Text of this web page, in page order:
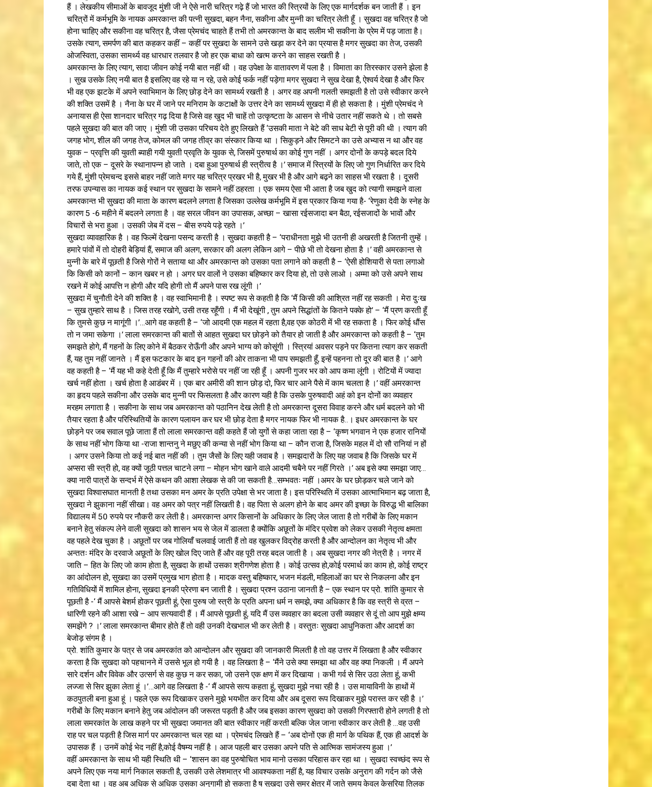
हैं । लेखकीय सीमाओं के बावजूद मुंशी जी ने ऐसे नारी चरित्र गढ़े हैं जो भारत की स्त्रियों के लिए एक मार्गदर्शक बन जाती हैं । इन
चरित्रों में कर्मभूमि के नायक अमरकान्त की पत्नी सुखदा, बहन नैना, सकीना और मुन्नी का चरित्र लेती हूँ । सुखदा वह चरित्र है जो
होना चाहिए और सकीना वह चरित्र है, जैसा प्रेमचंद चाहते हैं तभी तो अमरकान्त के बाद सलीम भी सकीना के प्रेम में पड़ जाता है।
उसके त्याग, समर्पण की बात कहकर कहीं – कहीं पर सुखदा के सामने उसे खड़ा कर देने का प्रयास है मगर सुखदा का तेज, उसकी
ओजस्विता, उसका सामर्थ्य वह धारधार तलवार है जो हर एक बाधा को खत्म करने का साहस रखती है ।
अमरकान्त के लिए त्याग, सादा जीवन कोई नयी बात नहीं थी । वह उपेक्षा के वातावरण में पला है । विमाता का तिरस्कार उसने झेला है
। सुख उसके लिए नयी बात है इसलिए वह रहे या न रहे, उसे कोई फर्क नहीं पड़ेगा मगर सुखदा ने सुख देखा है, ऐश्वर्य देखा है और फिर
भी वह एक झटके में अपने स्वाभिमान के लिए छोड़ देने का सामर्थ्य रखती है । अगर वह अपनी गलती समझती है तो उसे स्वीकार करने
की शक्ति उसमें है । नैना के घर में जाने पर मनिराम के कटाक्षों के उत्तर देने का सामर्थ्य सुखदा में ही हो सकता है । मुंशी प्रेमचंद ने
अनायास ही ऐसा शानदार चरित्र गढ़ दिया है जिसे वह खुद भी चाहें तो उत्कृष्टता के आसन से नीचे उतार नहीं सकते थे । तो सबसे
पहले सुखदा की बात की जाए । मुंशी जी उसका परिचय देते हुए लिखते हैं ‘उसकी माता ने बेटे की साध बेटी से पूरी की थी । त्याग की
जगह भोग, शील की जगह तेज, कोमल की जगह तीव्र का संस्कार किया था । सिकुड़ने और सिमटने का उसे अभ्यास न था और वह
युवक – प्रवृत्ति की युवती ब्याही गयी युवती प्रवृति के युवक से, जिसमें पुरुषार्थ का कोई गुण नहीं । अगर दोनों के कपड़े बदल दिये
जाते, तो एक – दूसरे के स्थानापन्न हो जाते । दबा हुआ पुरुषार्थ ही स्त्रीत्व है ।’ समाज में स्त्रियों के लिए जो गुण निर्धारित कर दिये
गये हैं, मुंशी प्रेमचन्द इससे बाहर नहीं जाते मगर यह चरित्र प्रखर भी है, मुखर भी है और आगे बढ़ने का साहस भी रखता है । दूसरी
तरफ उपन्यास का नायक कई स्थान पर सुखदा के सामने नहीं ठहरता । एक समय ऐसा भी आता है जब खुद को त्यागी समझने वाला
अमरकान्त भी सुखदा की माता के कारण बदलने लगता है जिसका उल्लेख कर्मभूमि में इस प्रकार किया गया है- ‘रेणुका देवी के स्नेह के
कारण 5 -6 महीने में बदलने लगता है । वह सरल जीवन का उपासक, अच्छा – खासा रईसजादा बन बैठा, रईसजादों के भावों और
विचारों से भरा हुआ । उसकी जेब में दस – बीस रुपये पड़े रहते ।’
सुखदा व्यावहारिक है । वह फिल्में देखना पसन्द करती है । सुखदा कहती है – ‘पराधीनता मुझे भी उतनी ही अखरती है जितनी तुम्हें ।
हमारे पांवों में तो दोहरी बेड़ियां हैं, समाज की अलग, सरकार की अलग लेकिन आगे – पीछे भी तो देखना होता है ।’ वही अमरकान्त से
मुन्नी के बारे में पूछती है जिसे गोरों ने सताया था और अमरकान्त को उसका पता लगाने को कहती है – ‘ऐसी होशियारी से पता लगाओ
कि किसी को कानों – कान खबर न हो । अगर घर वालों ने उसका बहिष्कार कर दिया हो, तो उसे लाओ । अम्मा को उसे अपने साथ
रखने में कोई आपत्ति न होगी और यदि होगी तो मैं अपने पास रख लूंगी ।’
सुखदा में चुनौती देने की शक्ति है । वह स्वाभिमानी है । स्पष्ट रूप से कहती है कि ‘मैं किसी की आश्रित नहीं रह सकती । मेरा दुःख
– सुख तुम्हारे साथ है । जिस तरह रखोगे, उसी तरह रहूँगी । मैं भी देखूंगी , तुम अपने सिद्धांतों के कितने पक्के हो’ – ‘मैं प्रण करती हूँ
कि तुमसे कुछ न मागूंगी ।’…आगे वह कहती है – ‘जो आदमी एक महल में रहता है,वह एक कोठरी में भी रह सकता है । फिर कोई धौंस
तो न जमा सकेगा ।’ लाला समरकान्त की बातों से आहत सुखदा घर छोड़ने को तैयार हो जाती है और अमरकान्त को कहती है – ‘तुम
समझते होगे, मैं गहनों के लिए कोने में बैठकर रोऊँगी और अपने भाग्य को कोसूंगी । स्त्रियां अवसर पड़ने पर कितना त्याग कर सकती
हैं, यह तुम नहीं जानते । मैं इस फटकार के बाद इन गहनों की ओर ताकना भी पाप समझती हूँ, इन्हें पहनना तो दूर की बात है ।’ आगे
वह कहती है – ‘मैं यह भी कहे देती हूँ कि मैं तुम्हारे भरोसे पर नहीं जा रही हूँ । अपनी गुजर भर को आप कमा लूंगी । रोटियों में ज्यादा
खर्च नहीं होता । खर्च होता है आडंबर में । एक बार अमीरी की शान छोड़ दो, फिर चार आने पैसे में काम चलता है ।’ वहीं अमरकान्त
का हृदय पहले सकीना और उसके बाद मुन्नी पर फिसलता है और कारण यही है कि उसके पुरुषवादी अहं को इन दोनों का व्यवहार
मरहम लगाता है । सकीना के साथ जब अमरकान्त को पठानिन देख लेती है तो अमरकान्त दूसरा विवाह करने और धर्म बदलने को भी
तैयार रहता है और परिस्थितियों के कारण पलायन कर घर भी छोड़ देता है मगर नायक फिर भी नायक है..। इधर अमरकान्त के घर
छोड़ने पर जब सवाल पूछे जाता हैं तो लाला समरकान्त वही कहते हैं जो युगों से कहा जाता रहा है – ‘कृष्ण भगवान ने एक हजार रानियों
के साथ नहीं भोग किया था -राजा शान्तनु ने मछुए की कन्या से नहीं भोग किया था – कौन राजा है, जिसके महल में दो सौ रानियां न हों
। अगर उसने किया तो कई नई बात नहीं की । तुम जैसों के लिए यही जवाब है । समझदारों के लिए यह जवाब है कि जिसके घर में
अप्सरा सी स्त्री हो, वह क्यों जूठी पत्तल चाटने लगा – मोहन भोग खाने वाले आदमी चबैने पर नहीं गिरते ।’ अब इसे क्या समझा जाए…
क्या नारी पात्रों के सन्दर्भ में ऐसे कथन की आशा लेखक से की जा सकती है…सम्भवतः नहीं ।अमर के घर छोड़कर चले जाने को
सुखदा विश्वासघात मानती है तथा उसका मन अमर के प्रति उपेक्षा से भर जाता है। इस परिस्थिति में उसका आत्माभिमान बढ़ जाता है,
सुखदा ने झुकाना नहीं सीखा। वह अमर को पत्र नहीं लिखती है। वह पिता से अलग होने के बाद अमर की इच्छा के विरुद्ध भी बालिका
विद्यालय में 50 रुपये पर नौकरी कर लेती है। अमरकान्त अगर किसानों के अधिकार के लिए जेल जाता है तो गरीबों के लिए मकान
बनाने हेतु संकल्प लेने वाली सुखदा को शासन भय से जेल में डालता है क्योंकि अछूतों के मंदिर प्रवेश को लेकर उसकी नेतृत्व क्षमता
वह पहले देख चुका है । अछूतों पर जब गोलियाँ चलवाई जाती हैं तो वह खुलकर विद्रोह करती है और आन्दोलन का नेतृत्व भी और
अन्ततः मंदिर के दरवाजे अछूतों के लिए खोल दिए जाते हैं और वह पूरी तरह बदल जाती है । अब सुखदा नगर की नेत्री है । नगर में
जाति – हित के लिए जो काम होता है, सुखदा के हाथों उसका श्रीगणेश होता है । कोई उत्सव हो,कोई परमार्थ का काम हो, कोई राष्ट्र
का आंदोलन हो, सुखदा का उसमें प्रमुख भाग होता है । मादक वस्तु बहिष्कार, भजन मंडली, महिलाओं का घर से निकलना और इन
गतिविधियों में शामिल होना, सुखदा इनकी प्रेरणा बन जाती है । सुखदा प्रश्न उठाना जानती है – एक स्थान पर प्रो. शांति कुमार से
पूछती है -‘ मैं आपसे बेशर्म होकर पूछती हूं, ऐसा पुरुष जो स्त्री के प्रति अपना धर्म न समझे, क्या अधिकार है कि वह स्त्री से व्रत –
धारिणी रहने की आशा रखे – आप सत्यवादी हैं । मैं आपसे पूछती हूं, यदि मैं उस व्यवहार का बदला उसी व्यवहार से दूं तो आप मुझे क्षम्य
समझेंगे ? ।’ लाला समरकान्त बीमार होते हैं तो वही उनकी देखभाल भी कर लेती है । वस्तुतः सुखदा आधुनिकता और आदर्श का
बेजोड़ संगम है ।
प्रो. शांति कुमार के पत्र से जब अमरकांत को आन्दोलन और सुखदा की जानकारी मिलती है तो वह उत्तर में लिखता है और स्वीकार
करता है कि सुखदा को पहचानने में उससे भूल हो गयी है । वह लिखता है – ‘मैंने उसे क्या समझा था और वह क्या निकली । मैं अपने
सारे दर्शन और विवेक और उत्सर्ग से वह कुछ न कर सका, जो उसने एक क्षण में कर दिखाया । कभी गर्व से सिर उठा लेता हूं, कभी
लज्जा से सिर झुका लेता हूं ।’…आगे वह लिखता है -‘ मैं आपसे सत्य कहता हूं, सुखदा मुझे नचा रही है । उस मायाविनी के हाथों में
कठपुतली बना हुआ हूं । पहले एक रूप दिखाकर उसने मुझे भयभीत कर दिया और अब दूसरा रूप दिखाकर मुझे परास्त कर रही है ।’
गरीबों के लिए मकान बनाने हेतु जब आंदोलन की जरूरत पड़ती है और जब इसका कारण सुखदा को उसकी गिरफ्तारी होने लगती है तो
लाला समरकांत के लाख कहने पर भी सुखदा जमानत की बात स्वीकार नहीं करती बल्कि जेल जाना स्वीकार कर लेती है …वह उसी
राह पर चल पड़ती है जिस मार्ग पर अमरकान्त चल रहा था । प्रेमचंद लिखते हैं – ‘अब दोनों एक ही मार्ग के पथिक हैं, एक ही आदर्श के
उपासक हैं । उनमें कोई भेद नहीं है,कोई वैषम्य नहीं है । आज पहली बार उसका अपने पति से आत्मिक सामंजस्य हुआ ।’
वहीं अमरकान्त के साथ भी यही स्थिति थी – ‘शासन का वह पुरुषोचित भाव मानो उसका परिहास कर रहा था । सुखदा स्वच्छंद रूप से
अपने लिए एक नया मार्ग निकाल सकती है, उसकी उसे लेशमात्र भी आवश्यकता नहीं है, यह विचार उसके अनुराग की गर्दन को जैसे
दबा देता था । वह अब अधिक से अधिक उसका अनुगामी हो सकता है ष सुखदा उसे समर क्षेत्र में जाते समय केवल केसरिया तिलक